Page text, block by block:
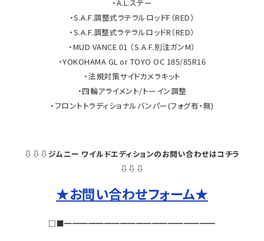
・A.L.ステー
・S.A.F.調整式ラテラルロッドF（RED）
・S.A.F.調整式ラテラルロッドR（RED）
・MUD VANCE 01 （S.A.F.別注ガンM）
・YOKOHAMA GL or TOYO OC 185/85R16
・法規対策サイドカメラキット
・四輪アライメント/トーイン調整
・フロントトラディショナルバンパー(フォグ有・無)
⇩⇩⇩ジムニー ワイルドエディションのお問い合わせはコチラ
⇩⇩⇩
★お問い合わせフォーム★
□■━━━━━━━━━━━━━━━━━━━